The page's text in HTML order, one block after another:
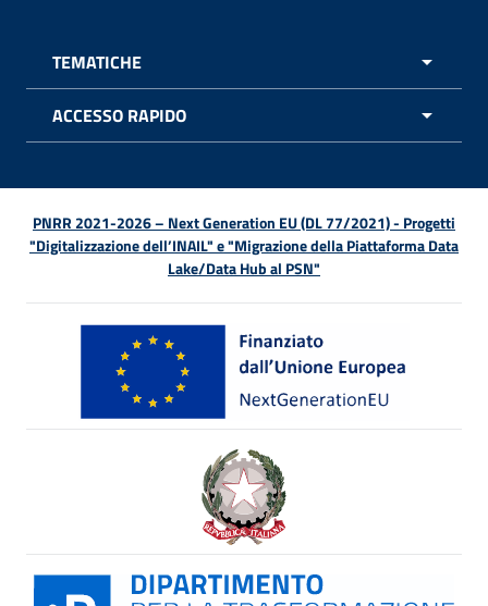
TEMATICHE
ACCESSO RAPIDO
PNRR 2021-2026 – Next Generation EU (DL 77/2021) - Progetti
"Digitalizzazione dell’INAIL" e "Migrazione della Piattaforma Data
Lake/Data Hub al PSN"